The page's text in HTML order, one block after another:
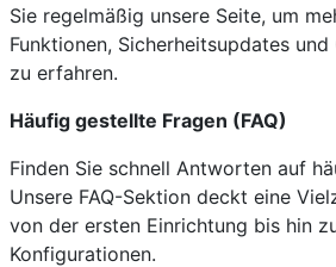
Sie regelmäßig unsere Seite, um
Funktionen, Sicherheitsupdates
zu erfahren.
Häufig gestellte Fragen (FAQ)
Finden Sie schnell Antworten auf
Unsere FAQ-Sektion deckt eine
von der ersten Einrichtung bis hin
Konfigurationen.